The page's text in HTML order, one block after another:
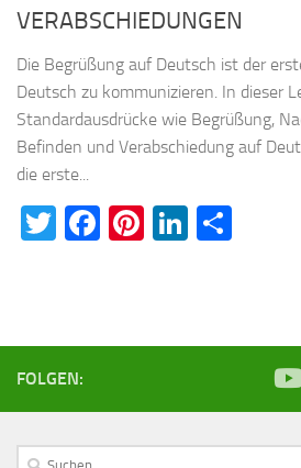
VERABSCHIEDUNGEN
Die Begrüßung auf Deutsch ist der
Deutsch zu kommunizieren. In dieser
Standardausdrücke wie Begrüßung,
Befinden und Verabschiedung auf
die erste...
Twitter
Facebook
Pinterest
LinkedIn
FOLGEN:
Suchen